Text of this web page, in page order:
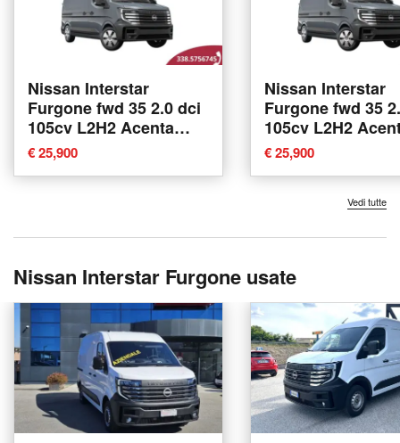
Nissan Interstar
Furgone fwd 35 2.0 dci
105cv L2H2 Acenta
nuova a Empoli
€ 25,900
Nissan Interstar
Furgone fwd 35
105cv L2H2
nuova a Empoli
€ 25,900
Vedi tutte
Nissan Interstar Furgone usate